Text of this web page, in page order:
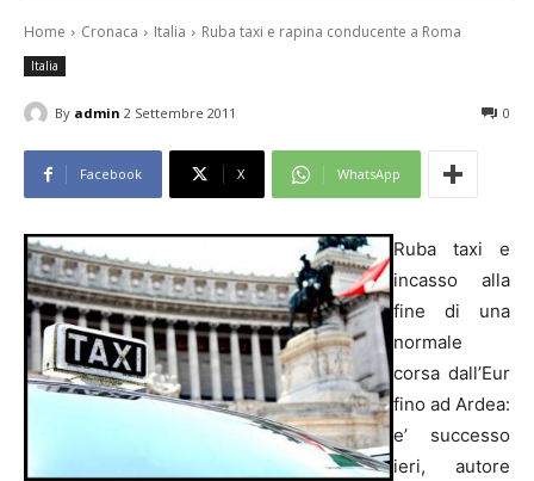
Home Cronaca Italia Ruba taxi e rapina conducente a Roma
Italia
By admin 2 Settembre 2011 0
Facebook X WhatsApp
Ruba taxi e
incasso alla
fine di una
normale
corsa dall’Eur
fino ad Ardea:
e’ successo
ieri, autore